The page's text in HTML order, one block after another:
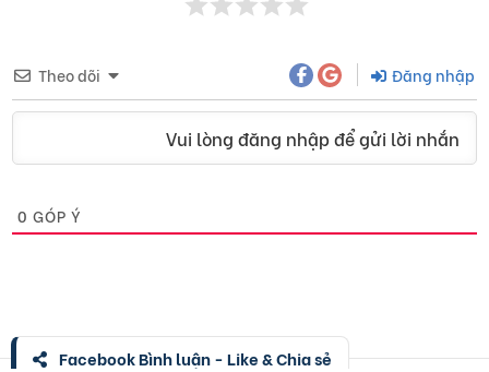
Theo dõi Đăng nhập
Vui lòng đăng nhập để gửi lời nhắn
0 GÓP Ý
Facebook Bình luận - Like & Chia sẻ